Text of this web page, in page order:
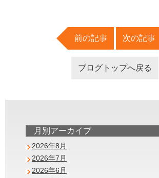
前の記事 次の記事
ブログトップへ戻る
月別アーカイブ
2026年8月
2026年7月
2026年6月